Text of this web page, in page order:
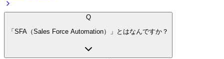
Q
「SFA（Sales Force Automation）」とはなんですか？